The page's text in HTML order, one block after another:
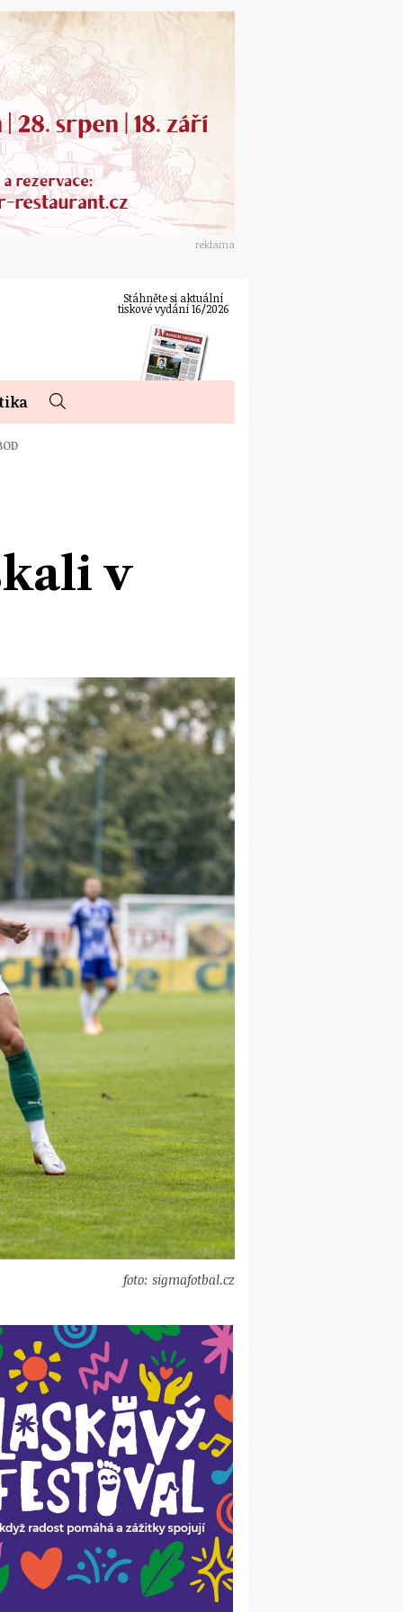
reklama
Stáhněte si aktuální
tiskové vydání 16/2026
v
foto: sigmafotbal.cz